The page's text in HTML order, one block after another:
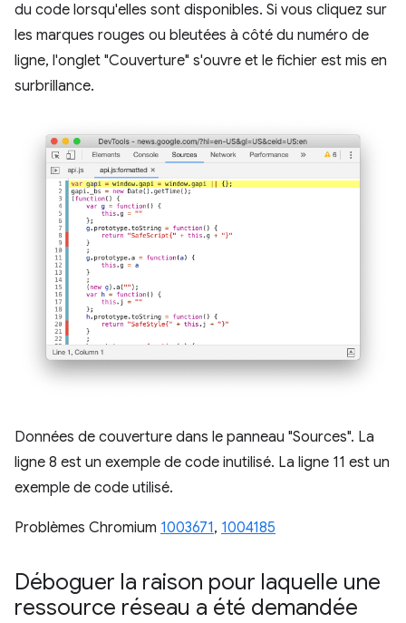
du code lorsqu'elles sont disponibles. Si vous cliquez sur
les marques rouges ou bleutées à côté du numéro de
ligne, l'onglet "Couverture" s'ouvre et le fichier est mis en
surbrillance.
Données de couverture dans le panneau "Sources". La
ligne 8 est un exemple de code inutilisé. La ligne 11 est un
exemple de code utilisé.
Problèmes Chromium 1003671, 1004185
Déboguer la raison pour laquelle une
ressource réseau a été demandée